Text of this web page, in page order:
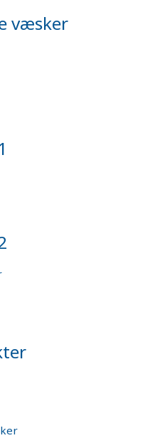
væsker